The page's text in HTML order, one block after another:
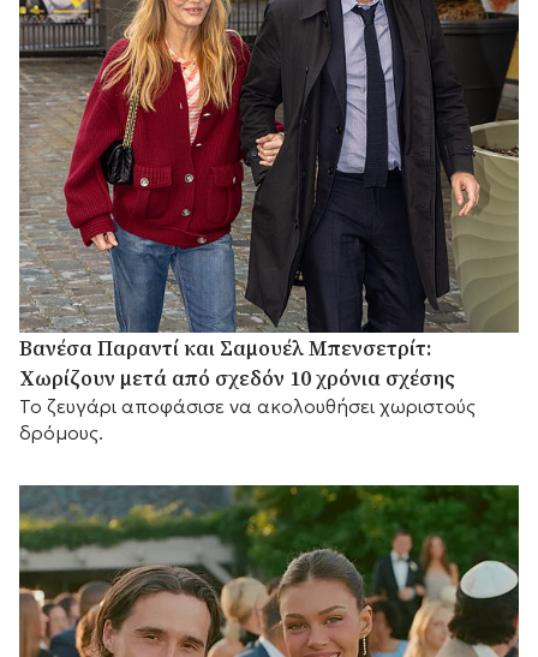
Βανέσα Παραντί και Σαμουέλ Μπενσετρίτ:
Χωρίζουν μετά από σχεδόν 10 χρόνια σχέσης
Το ζευγάρι αποφάσισε να ακολουθήσει χωριστούς
δρόμους.